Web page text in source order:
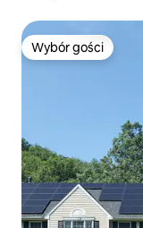
Wybór gości
Wybór gości